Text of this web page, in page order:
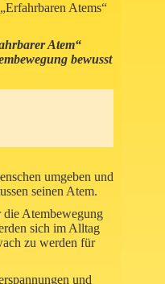
Atems“
Atem“
bewusst
umgeben und
seinen Atem.
Atembewegung
sich im Alltag
zu werden für
und